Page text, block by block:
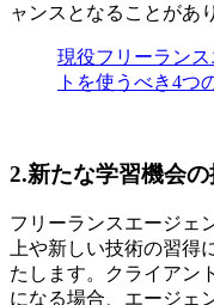
ャンスとなる ことがあ
現役フリーラン
トを使うべき4つ
2.新たな学習機会
フリーランスエージェ
上や新しい技術の習
たします。クライアン
になる場合、エージェ